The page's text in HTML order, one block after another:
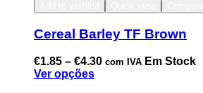
Cereal Barley TF Brown
€1.85 – €4.30 com IVA Em Stock
Ver opções